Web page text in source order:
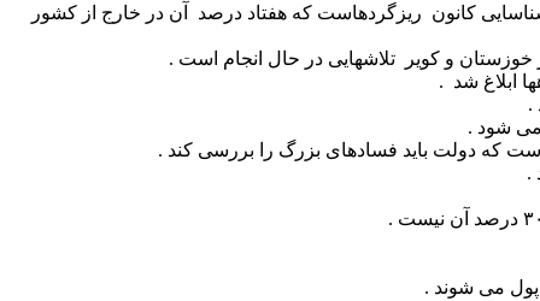
کانون ریزگردهاست که هفتاد درصد آن در خارج از کشور
و کویر تلاشهایی در حال انجام است .
ابلاغ شد .
.
می شود .
که دولت باید فسادهای بزرگ را بررسی کند .
می شوند .